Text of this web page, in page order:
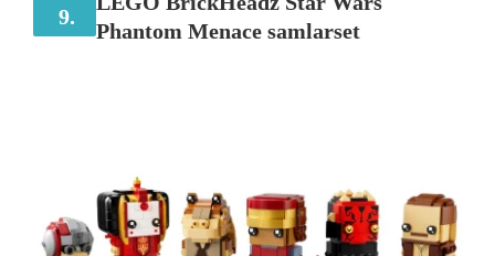
9.
Phantom Menace samlarset